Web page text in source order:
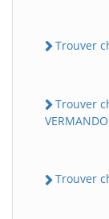
Trouver
Trouver
Trouver